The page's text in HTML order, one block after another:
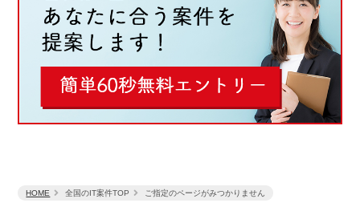
HOME 全国のIT案件TOP ご指定のページがみつかりません